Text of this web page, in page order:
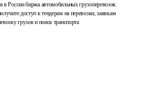
России биржа автомобильных грузоперевозок.
доступ к тендерам на перевозки, заявкам
грузов и поиск транспорта